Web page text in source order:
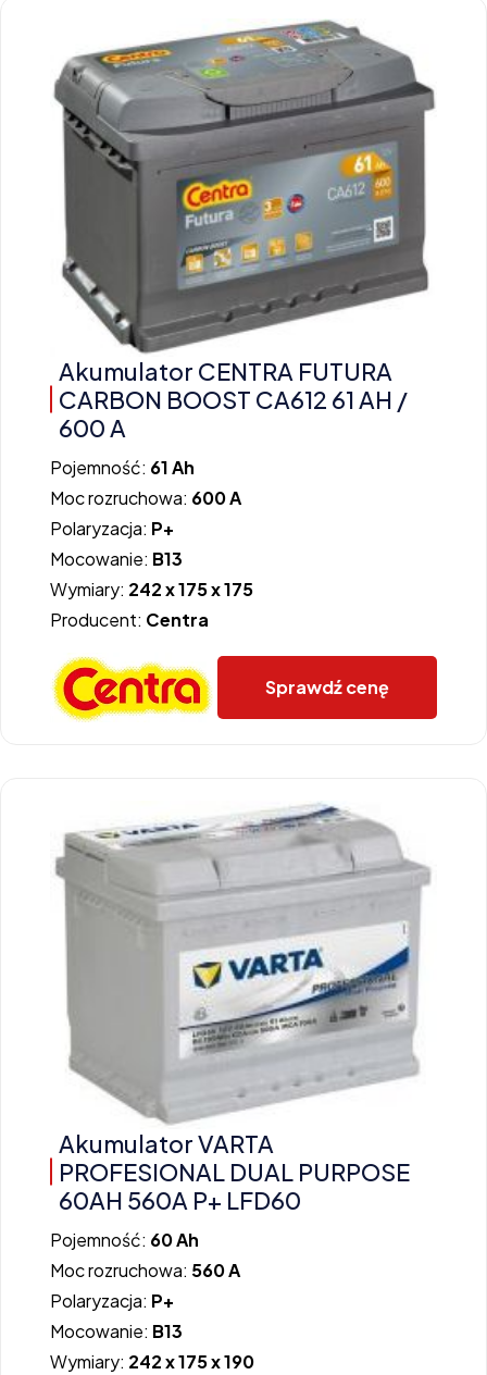
Akumulator CENTRA FUTURA
CARBON BOOST CA612 61 AH /
600 A
Pojemność: 61 Ah
Moc rozruchowa: 600 A
Polaryzacja: P+
Mocowanie: B13
Wymiary: 242 x 175 x 175
Producent: Centra
Sprawdź cenę
Akumulator VARTA
PROFESIONAL DUAL PURPOSE
60AH 560A P+ LFD60
Pojemność: 60 Ah
Moc rozruchowa: 560 A
Polaryzacja: P+
Mocowanie: B13
Wymiary: 242 x 175 x 190